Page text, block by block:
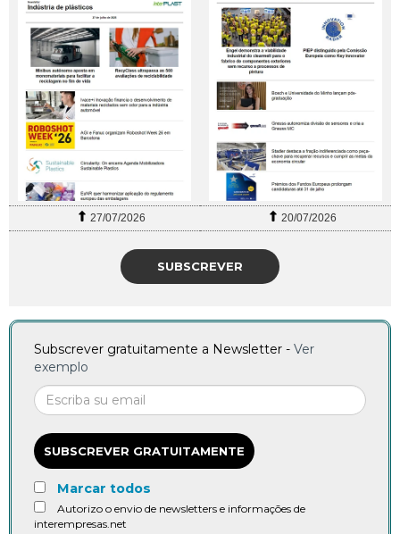
27/07/2026 20/07/2026
SUBSCREVER
Subscrever gratuitamente a Newsletter - Ver
exemplo
SUBSCREVER GRATUITAMENTE
Marcar todos
Autorizo o envio de newsletters e informações de
interempresas.net